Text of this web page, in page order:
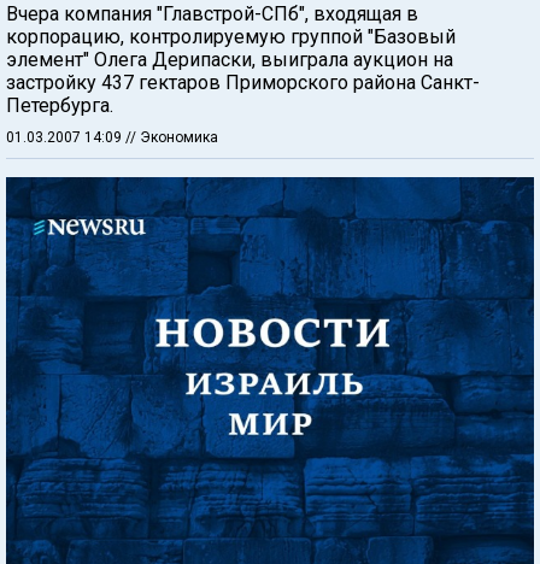
Вчера компания "Главстрой-СПб", входящая в
корпорацию, контролируемую группой "Базовый
элемент" Олега Дерипаски, выиграла аукцион на
застройку 437 гектаров Приморского района Санкт-
Петербурга.
01.03.2007 14:09 // Экономика